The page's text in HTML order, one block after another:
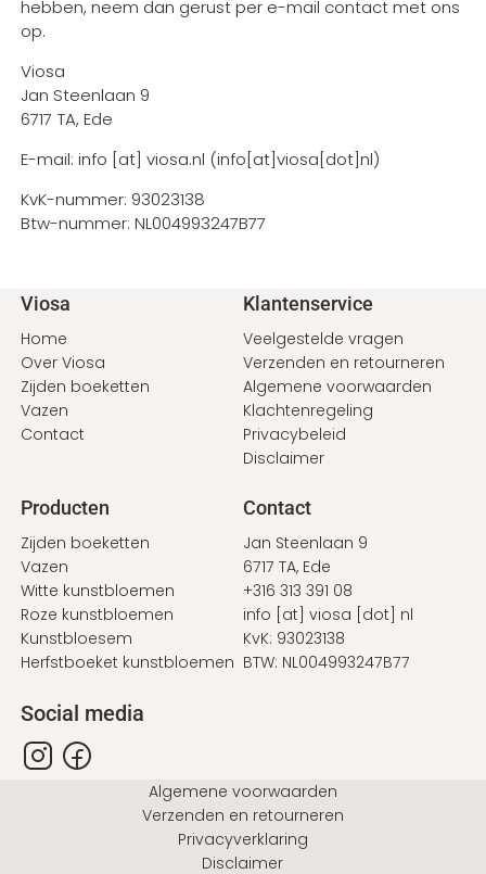
hebben, neem dan gerust per e-mail contact met ons
op.
Viosa
Jan Steenlaan 9
6717 TA, Ede
E-mail: info [at] viosa.nl (info[at]viosa[dot]nl)
KvK-nummer: 93023138
Btw-nummer: NL004993247B77
Voet
Viosa
Home
Over Viosa
Zijden boeketten
Vazen
Contact
Klantenservice
Veelgestelde vragen
Verzenden en retourneren
Algemene voorwaarden
Klachtenregeling
Privacybeleid
Disclaimer
Producten
Zijden boeketten
Vazen
Witte kunstbloemen
Roze kunstbloemen
Kunstbloesem
Herfstboeket kunstbloemen
Contact
Jan Steenlaan 9
6717 TA, Ede
+316 313 391 08
info [at] viosa [dot] nl
KvK: 93023138
BTW: NL004993247B77
Social media
Algemene voorwaarden
Verzenden en retourneren
Privacyverklaring
Disclaimer